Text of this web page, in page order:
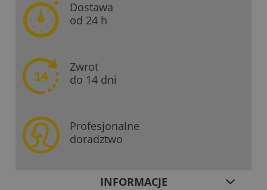
Dostawa
od 24 h
Zwrot
do 14 dni
Profesjonalne
doradztwo
INFORMACJE